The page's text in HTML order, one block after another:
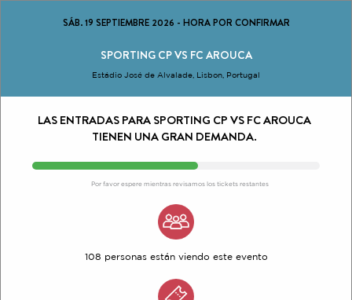
SÁB. 19 SEPTIEMBRE 2026 - HORA POR CONFIRMAR
SPORTING CP VS FC AROUCA
Estádio José de Alvalade, Lisbon, Portugal
LAS ENTRADAS PARA SPORTING CP VS FC AROUCA
TIENEN UNA GRAN DEMANDA.
Por favor espere mientras revisamos los tickets restantes
108 personas están viendo este evento